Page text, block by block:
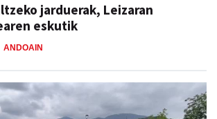
jarduerak, Leizaran
eskutik
ANDOAIN